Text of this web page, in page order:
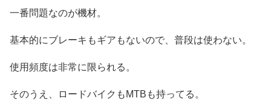
一番問題なのが機材。
基本的にブレーキもギアもないので、普段は使わない。
使用頻度は非常に限られる。
そのうえ、ロードバイクもMTBも持ってる。